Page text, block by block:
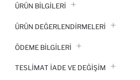
ÜRÜN BILGILERI
ÜRÜN DEĞERLENDİRMELERİ
ÖDEME BİLGİLERİ
TESLIMAT İADE VE DEĞIŞIM